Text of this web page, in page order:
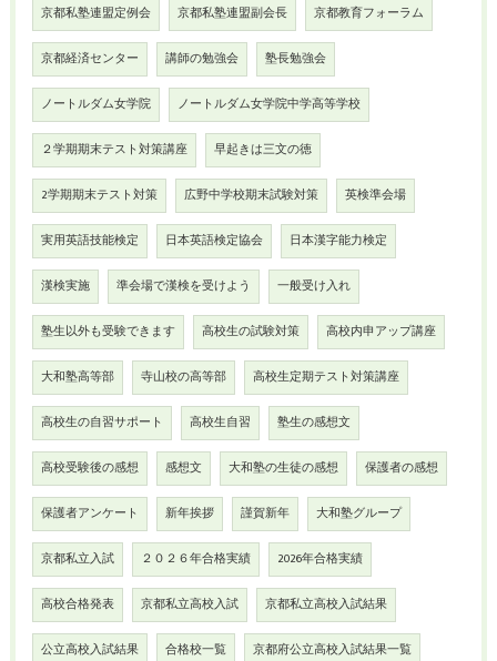
京都私塾連盟定例会 京都私塾連盟副会長 京都教育フォーラム
京都経済センター 講師の勉強会 塾長勉強会
ノートルダム女学院 ノートルダム女学院中学高等学校
２学期期末テスト対策講座 早起きは三文の徳
2学期期末テスト対策 広野中学校期末試験対策 英検準会場
実用英語技能検定 日本英語検定協会 日本漢字能力検定
漢検実施 準会場で漢検を受けよう 一般受け入れ
塾生以外も受験できます 高校生の試験対策 高校内申アップ講座
大和塾高等部 寺山校の高等部 高校生定期テスト対策講座
高校生の自習サポート 高校生自習 塾生の感想文
高校受験後の感想 感想文 大和塾の生徒の感想 保護者の感想
保護者アンケート 新年挨拶 謹賀新年 大和塾グループ
京都私立入試 ２０２６年合格実績 2026年合格実績
高校合格発表 京都私立高校入試 京都私立高校入試結果
公立高校入試結果 合格校一覧 京都府公立高校入試結果一覧